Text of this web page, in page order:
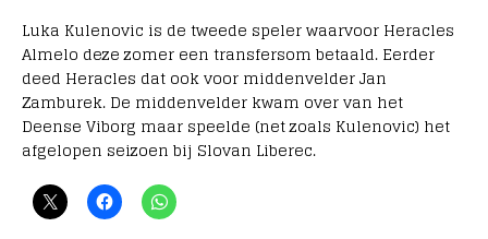
Luka Kulenovic is de tweede speler waarvoor Heracles
Almelo deze zomer een transfersom betaald. Eerder
deed Heracles dat ook voor middenvelder Jan
Zamburek. De middenvelder kwam over van het
Deense Viborg maar speelde (net zoals Kulenovic) het
afgelopen seizoen bij Slovan Liberec.